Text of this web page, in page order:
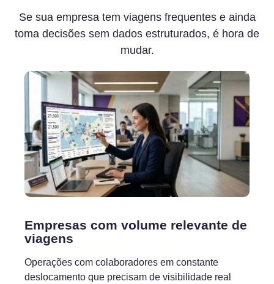
Se sua empresa tem viagens frequentes e ainda
toma decisões sem dados estruturados, é hora de
mudar.
Empresas com volume relevante de
viagens
Operações com colaboradores em constante
deslocamento que precisam de visibilidade real